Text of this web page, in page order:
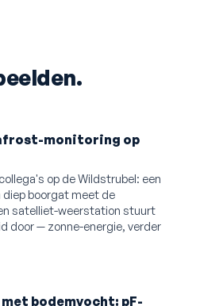
monitoring op
op de Wildstrubel: een
boorgat meet de
satelliet-weerstation stuurt
door — zonne-energie, verder
bodemvocht: pF-